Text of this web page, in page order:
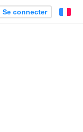
Se connecter